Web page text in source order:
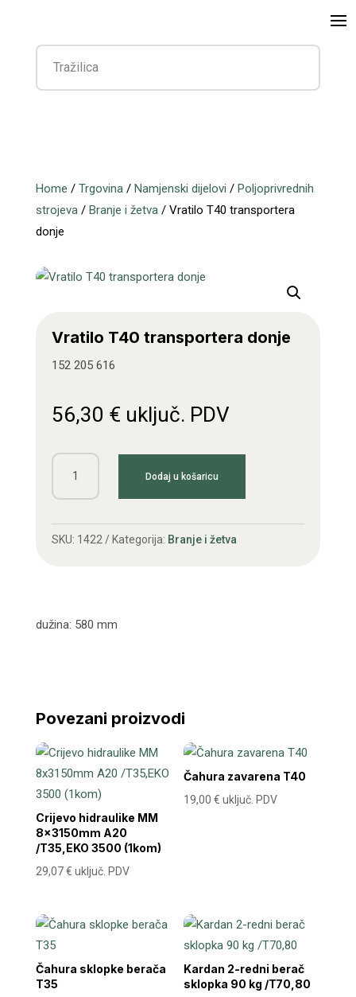
Home / Trgovina/ Namjenski dijelovi / Poljoprivrednih
strojeva/ Branje i žetva/ Vratilo T40 transportera
donje
Vratilo T40 transportera donje
152 205 616
56,30 € uključ. PDV
Vratilo
donje
količina
Dodaj u košaricu
SKU: 1422 Kategorija: Branje i žetva
dužina: 580 mm
Povezani proizvodi
Crijevo hidraulike MM
8x3150mm A20
/T35,EKO 3500 (1kom)
29,07€ uključ. PDV
Čahura zavarena T40
19,00€ uključ. PDV
Čahura sklopke berača
T35
Kardan 2-redni berač
sklopka 90 kg /T70,80